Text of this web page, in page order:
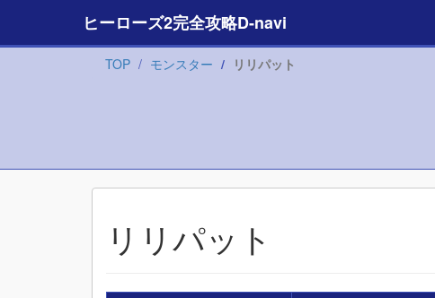
ヒーローズ2完全攻略D-navi
TOP モンスター リリパット
リリパット